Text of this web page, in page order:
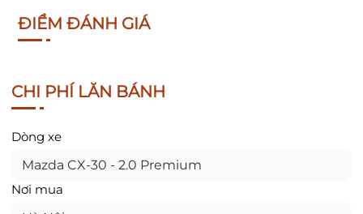
ĐIỂM ĐÁNH GIÁ
CHI PHÍ LĂN BÁNH
Dòng xe
Mazda CX-30 - 2.0 Premium
Nơi mua